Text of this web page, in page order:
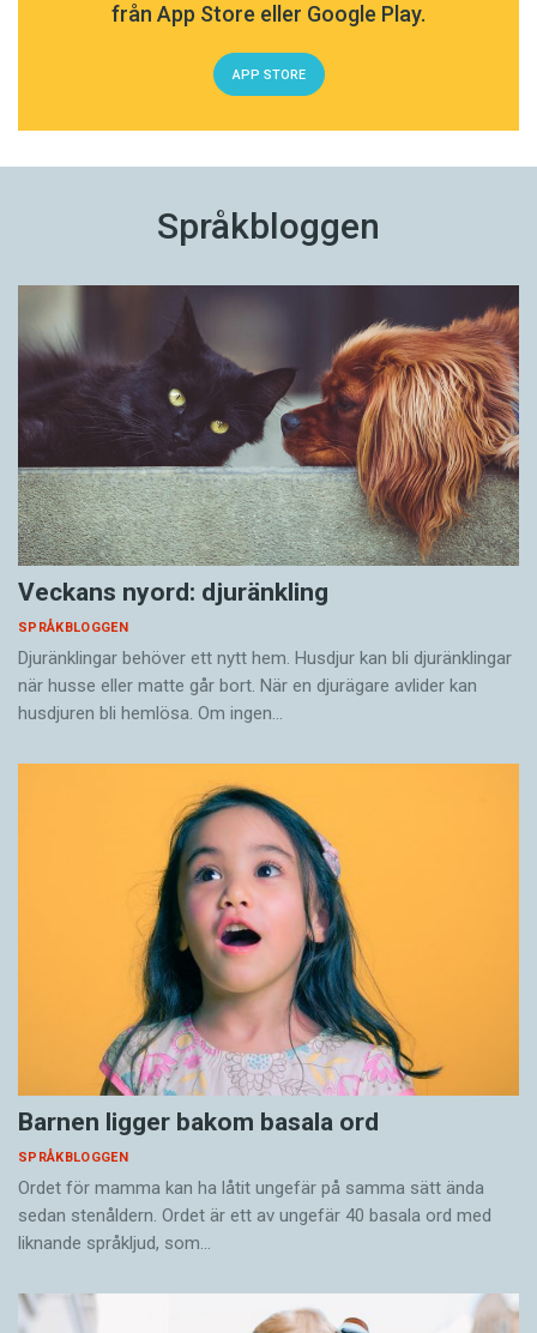
från App Store eller Google Play.
APP STORE
Språkbloggen
Veckans nyord: djuränkling
SPRÅKBLOGGEN
Djuränklingar behöver ett nytt hem. Husdjur kan bli djuränklingar
när husse eller matte går bort. När en djurägare avlider kan
husdjuren bli hemlösa. Om ingen…
Barnen ligger bakom basala ord
SPRÅKBLOGGEN
Ordet för mamma kan ha låtit ungefär på samma sätt ända
sedan stenåldern. Ordet är ett av ungefär 40 basala ord med
liknande språkljud, som…